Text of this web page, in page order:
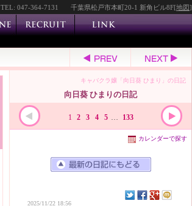
TEL: 047-364-7131 千葉県松戸市本町20-1 新角ビル8F[地図]
向日葵 ひまりの日記
キャバクラ嬢「向日葵 ひまり」の日記
1 2 3 4 5 … 133
カレンダーで探す
2025/11/22 18:56